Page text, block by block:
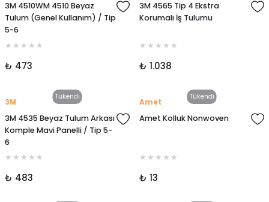
3M 4510WM 4510 Beyaz
Tulum (Genel Kullanım) / Tip
5-6
₺ 473
3M 4565 Tip 4 Ekstra
Korumalı İş Tulumu
₺ 1.038
Tükendi
3M
3M 4535 Beyaz Tulum Arkası
Komple Mavi Panelli / Tip 5-
6
₺ 483
Tükendi
Amet
Amet Kolluk Nonwoven
₺ 13